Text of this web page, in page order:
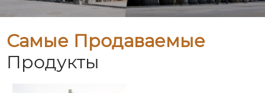
Самые Продаваемые
Продукты